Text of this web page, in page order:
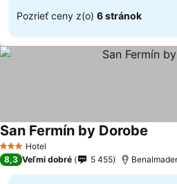
Pozrieť ceny z(o) 6 stránok
3 Počet hviezdičiek
Hotel
San Fermín by Dorobe
8,3 Veľmi dobré 5 455